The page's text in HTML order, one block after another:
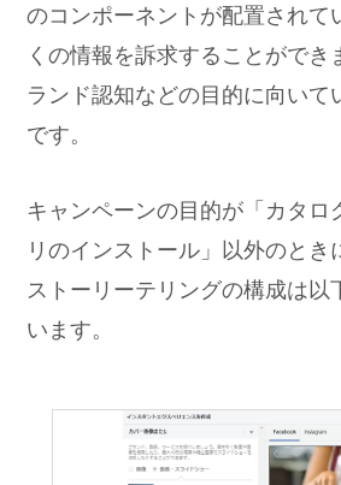
のコンポーネントが配置されて
くの情報を訴求することができ
ランド認知などの目的に向いて
です。
キャンペーンの目的が「カタロ
リのインストール」以外のとき
ストーリーテリングの構成は以
います。